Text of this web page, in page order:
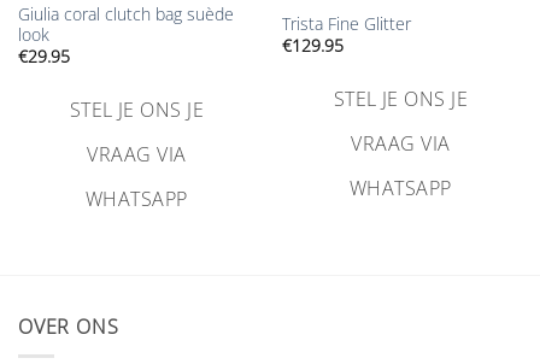
Giulia coral clutch bag suède
look
€29.95
STEL JE ONS JE
VRAAG VIA
WHATSAPP
Trista Fine Glitter
€129.95
STEL JE ONS JE
VRAAG VIA
WHATSAPP
OVER ONS